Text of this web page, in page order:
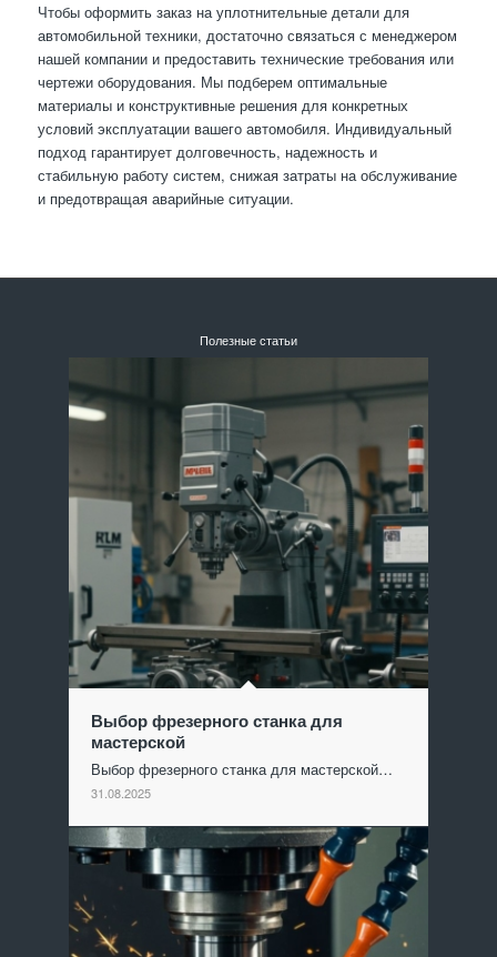
Чтобы оформить заказ на уплотнительные детали для
автомобильной техники, достаточно связаться с менеджером
нашей компании и предоставить технические требования или
чертежи оборудования. Мы подберем оптимальные
материалы и конструктивные решения для конкретных
условий эксплуатации вашего автомобиля. Индивидуальный
подход гарантирует долговечность, надежность и
стабильную работу систем, снижая затраты на обслуживание
и предотвращая аварийные ситуации.
Полезные статьи
Выбор фрезерного станка для
мастерской
Выбор фрезерного станка для мастерской…
31.08.2025